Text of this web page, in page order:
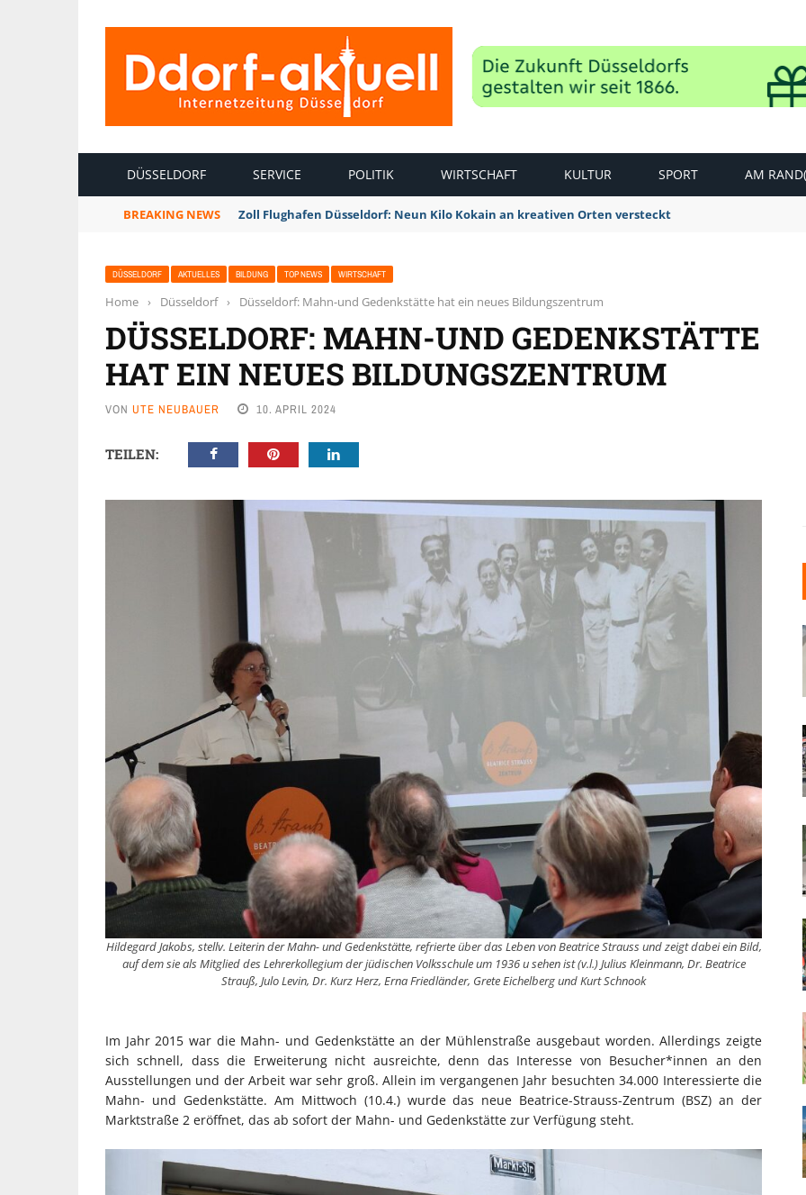
DÜSSELDORF SERVICE POLITIK WIRTSCHAFT KULTUR SPORT AM
BREAKING NEWS Zoll Flughafen Düsseldorf: Neun Kilo Kokain an kreativen Orten versteckt
DÜSSELDORF AKTUELLES BILDUNG TOP NEWS WIRTSCHAFT
Home › Düsseldorf › Düsseldorf: Mahn-und Gedenkstätte hat ein neues Bildungszentrum
DÜSSELDORF: MAHN-UND GEDENKSTÄTTE
HAT EIN NEUES BILDUNGSZENTRUM
VON UTE NEUBAUER 10. APRIL 2024
TEILEN:
Hildegard Jakobs, stellv. Leiterin der Mahn- und Gedenkstätte, refrierte über das Leben von Beatrice Strauss und zeigt dabei ein Bild,
auf dem sie als Mitglied des Lehrerkollegium der jüdischen Volksschule um 1936 u sehen ist (v.l.) Julius Kleinmann, Dr. Beatrice
Strauß, Julo Levin, Dr. Kurz Herz, Erna Friedländer, Grete Eichelberg und Kurt Schnook
Im Jahr 2015 war die Mahn- und Gedenkstätte an der Mühlenstraße ausgebaut worden. Allerdings zeigte
sich schnell, dass die Erweiterung nicht ausreichte, denn das Interesse von Besucher*innen an den
Ausstellungen und der Arbeit war sehr groß. Allein im vergangenen Jahr besuchten 34.000 Interessierte die
Mahn- und Gedenkstätte. Am Mittwoch (10.4.) wurde das neue Beatrice-Strauss-Zentrum (BSZ) an der
Marktstraße 2 eröffnet, das ab sofort der Mahn- und Gedenkstätte zur Verfügung steht.